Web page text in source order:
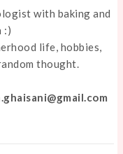
with baking and
:)
life, hobbies,
thought.